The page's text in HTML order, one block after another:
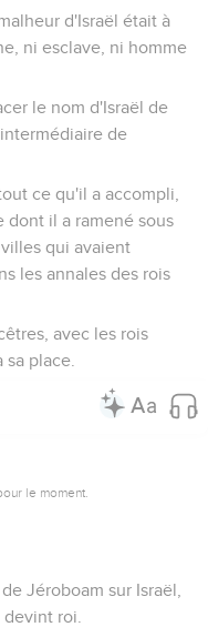
Son fils Pekachia
sur Juda,
d'Israël à Samarie. Il
; il ne se détourna
qui avait fait
du palais royal,
lui 50 Galaadites. Il
à sa place.
d'Azaria sur Juda,